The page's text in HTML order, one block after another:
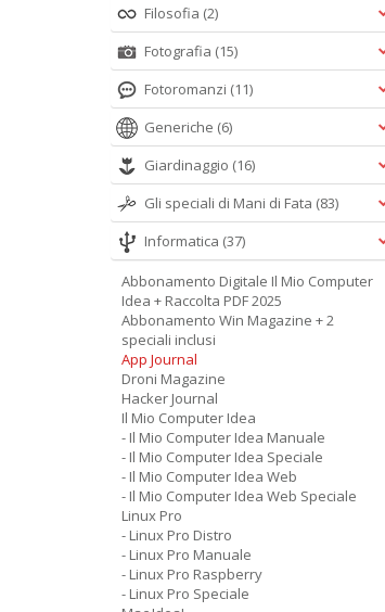
FACILE MANUALE N.5
4.90 €
Retro Computer
9.90 € 4.90 €
Filosofia (2)
Fotografia (15)
Fotoromanzi (11)
Generiche (6)
Giardinaggio (16)
Gli speciali di Mani di Fata (83)
Informatica (37)
Abbonamento Digitale Il Mio Computer
Idea + Raccolta PDF 2025
Abbonamento Win Magazine + 2
speciali inclusi
App Journal
Droni Magazine
Hacker Journal
Il Mio Computer Idea
- Il Mio Computer Idea Manuale
- Il Mio Computer Idea Speciale
- Il Mio Computer Idea Web
- Il Mio Computer Idea Web Speciale
Linux Pro
- Linux Pro Distro
- Linux Pro Manuale
- Linux Pro Raspberry
- Linux Pro Speciale